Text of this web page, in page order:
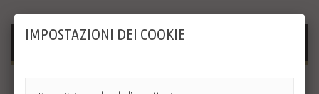
MAGGIORI INFORMAZIONI
IMPOSTAZIONI DEI COOKIE